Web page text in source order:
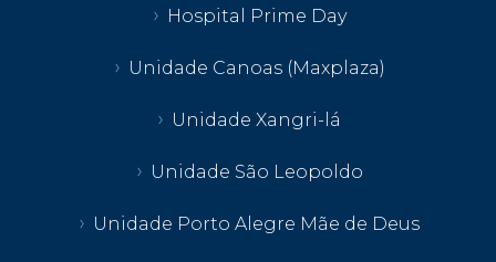
Hospital Prime Day
Unidade Canoas (Maxplaza)
Unidade Xangri-lá
Unidade São Leopoldo
Unidade Porto Alegre Mãe de Deus